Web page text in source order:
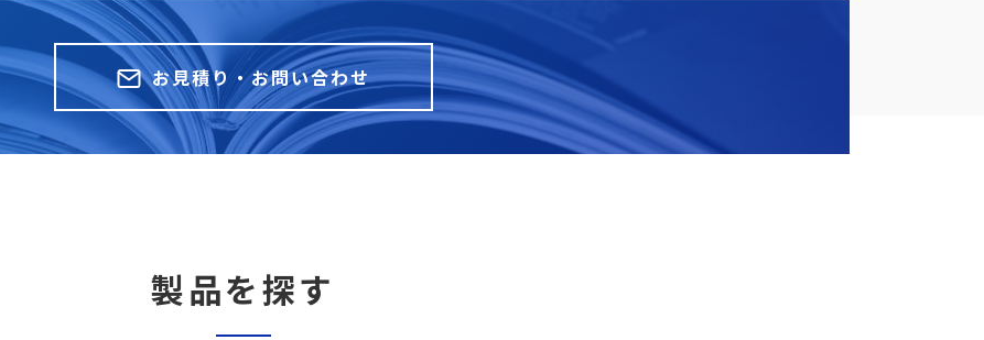
お見積り・お問い合わせ
製品を探す